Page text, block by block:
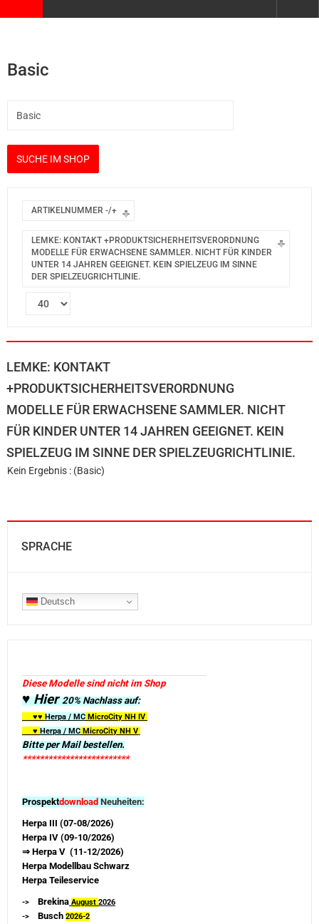
Basic
ARTIKELNUMMER -/+
LEMKE: KONTAKT +PRODUKTSICHERHEITSVERORDNUNG
MODELLE FÜR ERWACHSENE SAMMLER. NICHT FÜR KINDER
UNTER 14 JAHREN GEEIGNET. KEIN SPIELZEUG IM SINNE
DER SPIELZEUGRICHTLINIE.
LEMKE: KONTAKT
+PRODUKTSICHERHEITSVERORDNUNG
MODELLE FÜR ERWACHSENE SAMMLER. NICHT
FÜR KINDER UNTER 14 JAHREN GEEIGNET. KEIN
SPIELZEUG IM SINNE DER SPIELZEUGRICHTLINIE.
Kein Ergebnis : (Basic)
SPRACHE
Deutsch
Diese Modelle sind nicht im Shop
♥ Hier20% Nachlass auf:
♥♥ Herpa / MC MicroCity NH IV
♥ Herpa / MC MicroCity NH V
Bitte per Mail bestellen.
*************************
Prospektdownload Neuheiten:
Herpa III (07-08/2026)
Herpa IV (09-10/2026)
⇒ Herpa V (11-12/2026)
Herpa Modellbau Schwarz
Herpa Teileservice
-> Brekina August 2026
-> Busch 2026-2